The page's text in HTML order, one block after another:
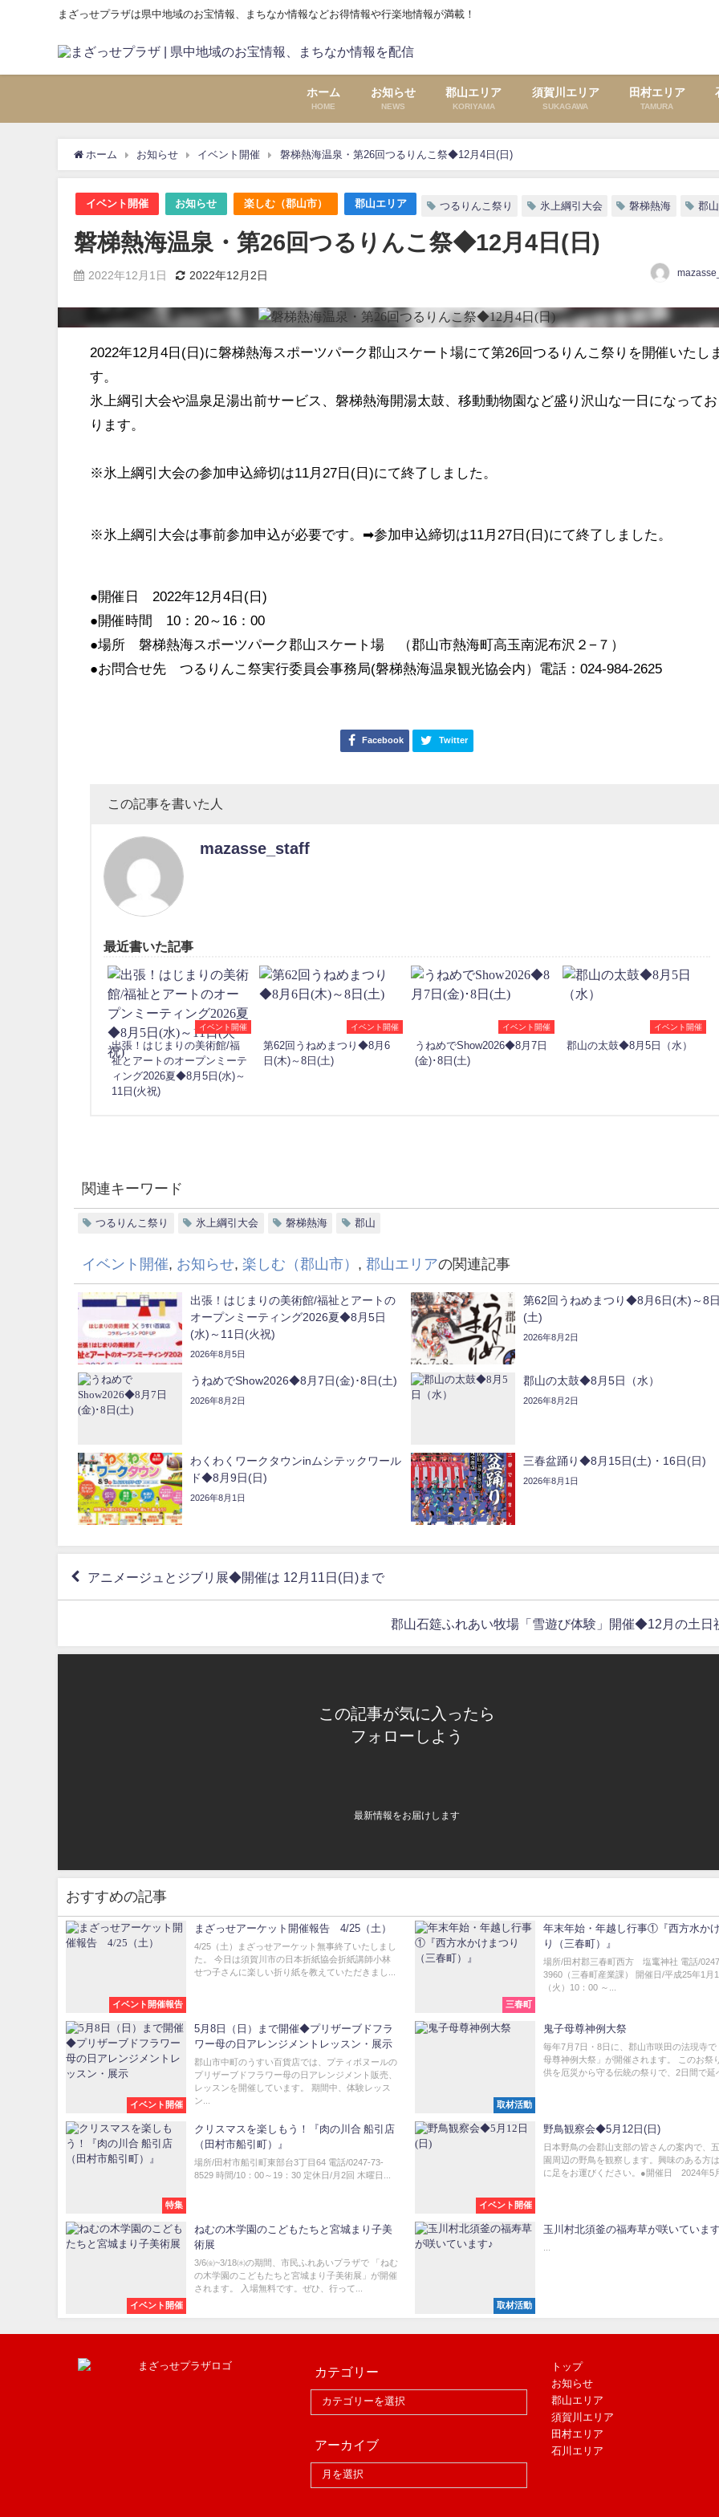
まざっせプラザは県中地域のお宝情報、まちなか情報などお得情報や行楽地情報が満載！
ホーム
HOME
お知らせ
NEWS
郡山エリア
KORIYAMA
須賀川エリア
SUKAGAWA
田村エリア
TAMURA
ホーム お知らせ イベント開催 磐梯熱海温泉・第26回つるりんこ祭◆12月4日(日)
イベント開催 お知らせ 楽しむ（郡山市） 郡山エリア つるりんこ祭り 氷上綱引大会 磐梯熱海 郡山
磐梯熱海温泉・第26回つるりんこ祭◆12月4日(日)
2022年12月1日 2022年12月2日
2022年12月4日(日)に磐梯熱海スポーツパーク郡山スケート場にて第26回つるりんこ祭りを開催いたし
す。
氷上綱引大会や温泉足湯出前サービス、磐梯熱海開湯太鼓、移動動物園など盛り沢山な一日になってお
ります。
※氷上綱引大会の参加申込締切は11月27日(日)にて終了しました。
※氷上綱引大会は事前参加申込が必要です。➡参加申込締切は11月27日(日)にて終了しました。
●開催日 2022年12月4日(日)
●開催時間 10：20～16：00
●場所 磐梯熱海スポーツパーク郡山スケート場 （郡山市熱海町高玉南泥布沢２−７）
●お問合せ先 つるりんこ祭実行委員会事務局(磐梯熱海温泉観光協会内）電話：024-984-2625
Facebook Twitter
この記事を書いた人
mazasse_staff
最近書いた記事
イベント開催
出張！はじまりの美術館/福
祉とアートのオープンミーテ
ィング2026夏◆8月5日(水)～
11日(火祝)
イベント開催
第62回うねめまつり◆8月6
日(木)～8日(土)
イベント開催
うねめでShow2026◆8月7日
(金)･8日(土)
イベント開催
郡山の太鼓◆8月5日（水）
関連キーワード
つるりんこ祭り 氷上綱引大会 磐梯熱海 郡山
イベント開催, お知らせ, 楽しむ（郡山市） , 郡山エリアの関連記事
出張！はじまりの美術館/福祉とアートの
オープンミーティング2026夏◆8月5日
(水)～11日(火祝)
2026年8月5日
第62回うねめまつり◆8月6日(木)～8
(土)
2026年8月2日
うねめでShow2026◆8月7日(金)･8日(土)
2026年8月2日
郡山の太鼓◆8月5日（水）
2026年8月2日
わくわくワークタウンinムシテックワール
ド◆8月9日(日)
2026年8月1日
三春盆踊り◆8月15日(土)・16日(日)
2026年8月1日
アニメージュとジブリ展◆開催は 12月11日(日)まで
郡山石筵ふれあい牧場「雪遊び体験」開催◆12月の土日
この記事が気に入ったら
フォローしよう
最新情報をお届けします
おすすめの記事
イベント開催報告
まざっせアーケット開催報告 4/25（土）
4/25（土）まざっせアーケット無事終了いたしまし
た。 今日は須賀川市の日本折紙協会折紙講師小林
せつ子さんに楽しい折り紙を教えていただきまし...
三春町
年末年始・年越し行事①『西方水か
り（三春町）』
場所/田村郡三春町西方 塩竃神社 電話/
3960（三春町産業課） 開催日/平成25年1月
（火）10：00 ～...
イベント開催
5月8日（日）まで開催◆プリザーブドフラ
ワー母の日アレンジメントレッスン・展示
郡山市中町のうすい百貨店では、プティボヌールの
プリザーブドフラワー母の日アレンジメント販売、
レッスンを開催しています。 期間中、体験レッス
ン...
取材活動
鬼子母尊神例大祭
毎年7月7日・8日に、郡山市咲田の法現寺で
母尊神例大祭」が開催されます。 このお祭
供を厄災から守る伝統の祭りで、2日間で延
特集
クリスマスを楽しもう！『肉の川合 船引店
（田村市船引町）』
場所/田村市船引町東部台3丁目64 電話/0247-73-
8529 時間/10：00～19：30 定休日/月2回 木曜日...
イベント開催
野鳥観察会◆5月12日(日)
日本野鳥の会郡山支部の皆さんの案内で、
園周辺の野鳥を観察します。興味のある方
に足をお運びください。●開催日 2024年5
イベント開催
ねむの木学園のこどもたちと宮城まり子美
術展
3/6㈮~3/18㈬の期間、市民ふれあいプラザで 「ねむ
の木学園のこどもたちと宮城まり子美術展」が開催
されます。 入場無料です。ぜひ、行って...
取材活動
玉川村北須釜の福寿草が咲いていま
カテゴリー
アーカイブ
トップ
お知らせ
郡山エリア
須賀川エリア
田村エリア
石川エリア